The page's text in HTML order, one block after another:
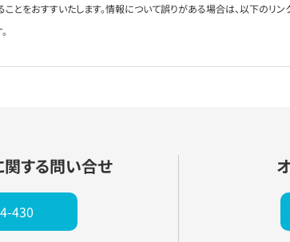
ことをおすすいたします。情報について誤りがある場合は、以下のリ
する問い合せ
430